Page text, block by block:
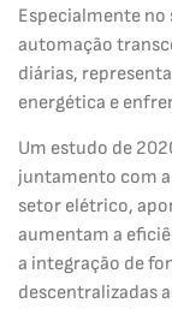
Especialmente no
automação
diárias,
energética e
Um estudo de
juntamento com
setor elétrico,
aumentam a
a integração de
descentralizadas